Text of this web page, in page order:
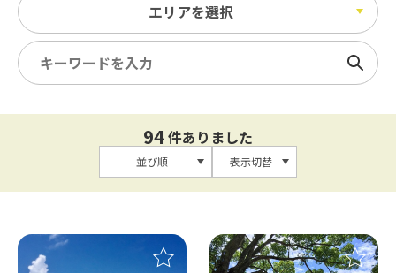
エリアを選択
検索
94件ありました
並び順 表示切替